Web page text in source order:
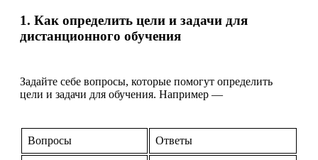
1. Как определить цели и задачи для
дистанционного обучения
Задайте себе вопросы, которые помогут определить
цели и задачи для обучения. Например —
Вопросы Ответы